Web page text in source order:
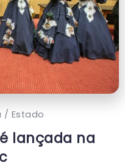
/ Estado
lançada na